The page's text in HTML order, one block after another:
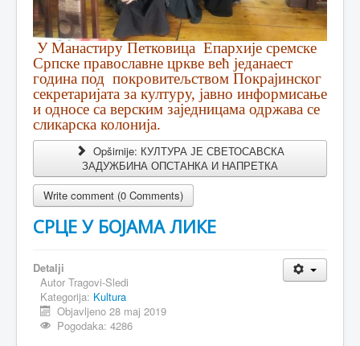
У Манастиру Петковица Епархије сремске
Српске православне цркве већ једанаест
година под покровитељством Покрајинског
секретаријата за културу, јавно информисање
и односе са верским заједницама одржава се
сликарска колонија.
Opširnije: КУЛТУРА ЈЕ СВЕТОСАВСКА
ЗАДУЖБИНА ОПСТАНКА И НАПРЕТКА
Write comment (0 Comments)
СРЦЕ У БОЈАМА ЛИКЕ
Detalji
Autor Tragovi-Sledi
Kategorija: Kultura
Objavljeno 28 maj 2019
Pogodaka: 4286